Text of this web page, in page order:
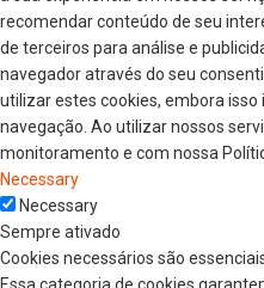
recomendar conteúdo de seu
de terceiros para análise e
navegador através do seu
utilizar estes cookies, embora
navegação. Ao utilizar nossos
monitoramento e com nossa
Necessary
Necessary
Sempre ativado
Cookies necessários são